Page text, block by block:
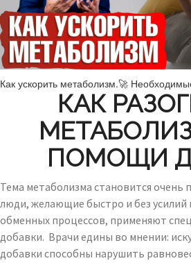
Как ускорить метаболизм.🚀
КАК
ПОМОЩИ
Тема метаболизма становится очень
люди, желающие быстро и без усилий
обменных процессов, применяют
добавки. Врачи едины во мнении:
добавки способны нарушить